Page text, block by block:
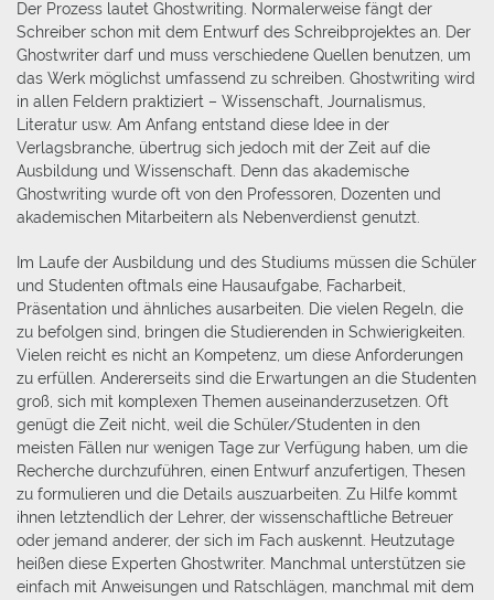
Der Prozess lautet Ghostwriting. Normalerweise fängt der
Schreiber schon mit dem Entwurf des Schreibprojektes an. Der
Ghostwriter darf und muss verschiedene Quellen benutzen, um
das Werk möglichst umfassend zu schreiben. Ghostwriting wird
in allen Feldern praktiziert – Wissenschaft, Journalismus,
Literatur usw. Am Anfang entstand diese Idee in der
Verlagsbranche, übertrug sich jedoch mit der Zeit auf die
Ausbildung und Wissenschaft. Denn das akademische
Ghostwriting wurde oft von den Professoren, Dozenten und
akademischen Mitarbeitern als Nebenverdienst genutzt.
Im Laufe der Ausbildung und des Studiums müssen die Schüler
und Studenten oftmals eine Hausaufgabe, Facharbeit,
Präsentation und ähnliches ausarbeiten. Die vielen Regeln, die
zu befolgen sind, bringen die Studierenden in Schwierigkeiten.
Vielen reicht es nicht an Kompetenz, um diese Anforderungen
zu erfüllen. Andererseits sind die Erwartungen an die Studenten
groß, sich mit komplexen Themen auseinanderzusetzen. Oft
genügt die Zeit nicht, weil die Schüler/Studenten in den
meisten Fällen nur wenigen Tage zur Verfügung haben, um die
Recherche durchzuführen, einen Entwurf anzufertigen, Thesen
zu formulieren und die Details auszuarbeiten. Zu Hilfe kommt
ihnen letztendlich der Lehrer, der wissenschaftliche Betreuer
oder jemand anderer, der sich im Fach auskennt. Heutzutage
heißen diese Experten Ghostwriter. Manchmal unterstützen sie
einfach mit Anweisungen und Ratschlägen, manchmal mit dem